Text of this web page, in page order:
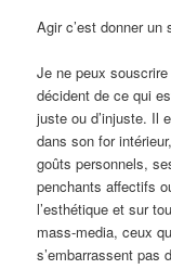
Agir c’est donner un
Je ne peux
décident de ce qui
juste ou d’injuste. Il
dans son for
goûts personnels,
penchants affectifs
l’esthétique et sur
mass-media, ceux
s’embarrassent pas